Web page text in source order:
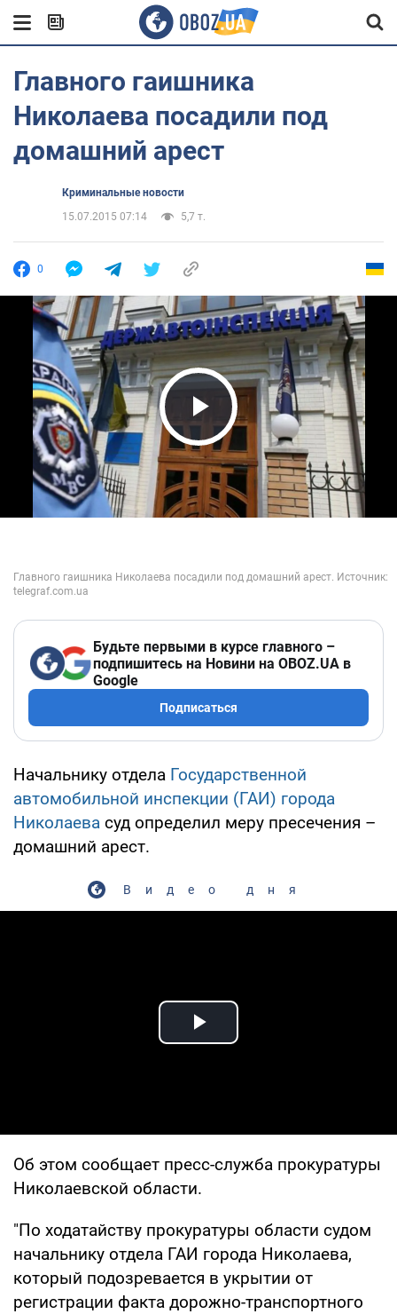
Главного гаишника
Николаева посадили под
домашний арест
Криминальные новости
15.07.2015 07:14
5,7 т.
0
Play Video
Будьте первыми в курсе главного –
подпишитесь на Новини на OBOZ.UA в
Google
Подписаться
Начальнику отдела Государственной
автомобильной инспекции (ГАИ) города
Николаева суд определил меру пресечения –
домашний арест.
Видео дня
Play Video
Об этом сообщает пресс-служба прокуратуры
Николаевской области.
"По ходатайству прокуратуры области судом
начальнику отдела ГАИ города Николаева,
который подозревается в укрытии от
регистрации факта дорожно-транспортного